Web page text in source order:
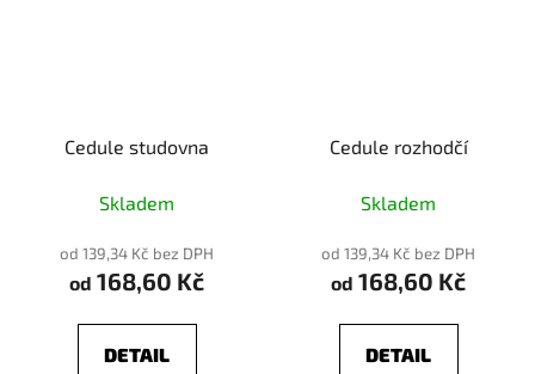
Cedule studovna
Skladem
od 139,34 Kč bez DPH
od 168,60 Kč
DETAIL
Cedule rozhodčí
Skladem
od 139,34 Kč bez DPH
od 168,60 Kč
DETAIL